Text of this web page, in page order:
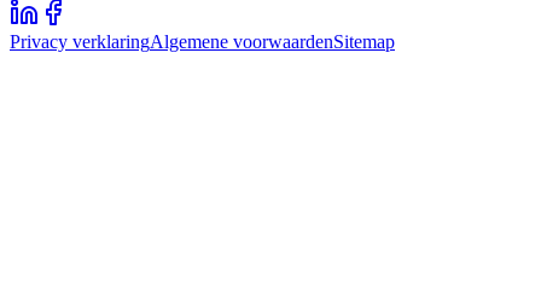
Privacy verklaringAlgemene voorwaardenSitemap